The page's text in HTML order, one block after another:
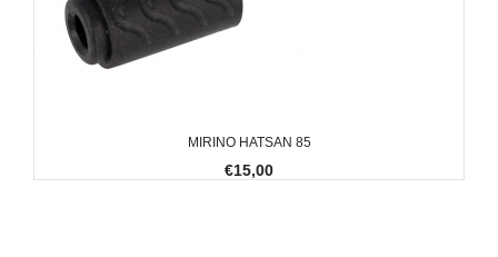
MIRINO HATSAN 85
€15,00